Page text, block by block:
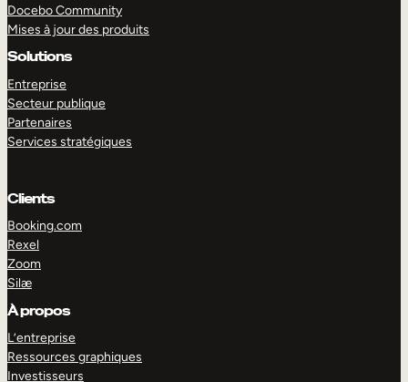
Docebo Community
Mises à jour des produits
Solutions
Entreprise
Secteur publique
Partenaires
Services stratégiques
Clients
Booking.com
Rexel
Zoom
Silæ
À propos
L’entreprise
Ressources graphiques
Investisseurs